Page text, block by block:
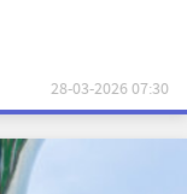
28-03-2026 07:30